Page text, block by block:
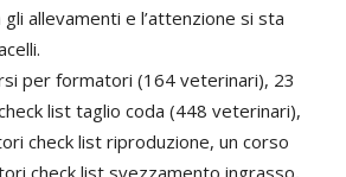
allevamenti e l’attenzione si sta
per formatori (164 veterinari), 23
list taglio coda (448 veterinari),
check list riproduzione, un corso
check list svezzamento ingrasso,